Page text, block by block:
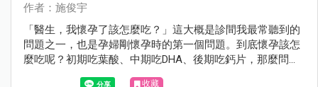
作者：施俊宇
「醫生，我懷孕了該怎麼吃？」這大概是診間我最常聽到的
問題之一，也是孕婦剛懷孕時的第一個問題。到底懷孕該怎
麼吃呢？初期吃葉酸、中期吃DHA、後期吃鈣片，那麼問題
來了，一定要吃保健食品才可以嗎？許多孕媽咪對於營養品
收藏